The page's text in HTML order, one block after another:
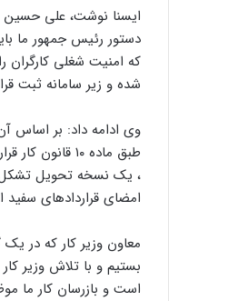
ایسنا نوشت، علی حسین
دستور رئیس جمهور ما
که امنیت شغلی کارگران
شده و زیر سامانه ثبت
وی ادامه داد: بر اساس
، یک نسخه تحویل تشکل
امضای قراردادهای سفید
معاون وزیر کار که در
بستیم و با تلاش وزیر
است و بازرسان کار ما